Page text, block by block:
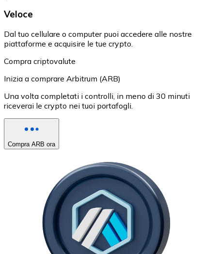
Veloce
Dal tuo cellulare o computer puoi accedere alle nostre
piattaforme e acquisire le tue crypto.
Compra criptovalute
Inizia a comprare Arbitrum (ARB)
Una volta completati i controlli, in meno di 30 minuti
riceverai le crypto nei tuoi portafogli.
Compra ARB ora